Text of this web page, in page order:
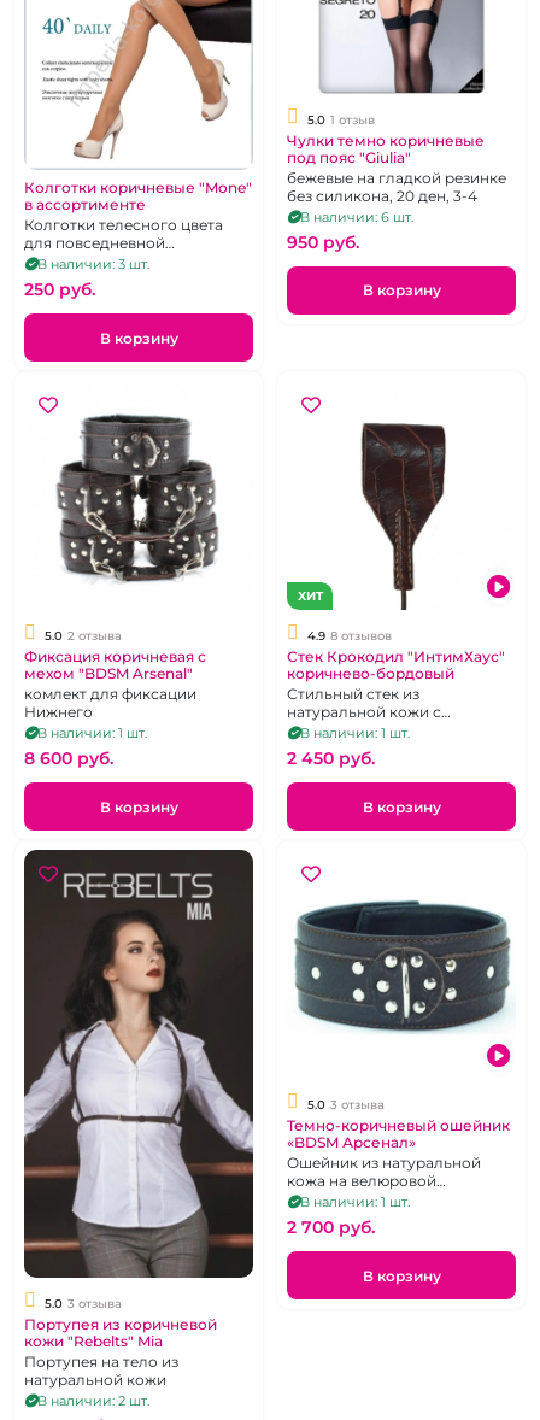
Колготки коричневые "Mone"
в ассортименте
Колготки телесного цвета
для повседневной
носки.Размер-2
В наличии: 3 шт.
250 pуб.
В корзину
5.0 1 отзыв
Чулки темно коричневые
под пояс "Giulia"
бежевые на гладкой резинке
без силикона, 20 ден, 3-4
В наличии: 6 шт.
950 pуб.
В корзину
5.0 2 отзыва
Фиксация коричневая с
мехом "BDSM Arsenal"
комлект для фиксации
Нижнего
В наличии: 1 шт.
8 600 pуб.
В корзину
ХИТ
4.9 8 отзывов
Стек Крокодил "ИнтимХаус"
коричнево-бордовый
Стильный стек из
натуральной кожи с
тиснением под крокодила
цвета Бордо
В наличии: 1 шт.
2 450 pуб.
В корзину
5.0 3 отзыва
Портупея из коричневой
кожи "Rebelts" Mia
Портупея на тело из
натуральной кожи
В наличии: 2 шт.
5.0 3 отзыва
Темно-коричневый ошейник
«BDSM Арсенал»
Ошейник из натуральной
кожа на велюровой
подкладке изнутри
В наличии: 1 шт.
2 700 pуб.
В корзину